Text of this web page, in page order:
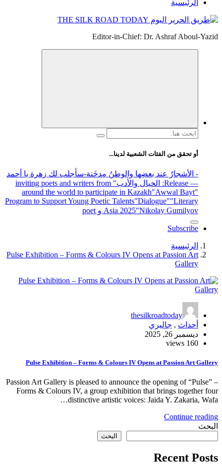
الرئيسية
Editor-in-Chief: Dr. Ashraf Aboul-Yazid
البحث
أو تحقق من الفئات الشعبية لدينا...
- الأشجارُ عند بعضِها والوطنُ مِدخَنة-سأجلب لك زهرة يا أحمد
— Release
: الخيال والأدب
" inviting poets and writers from
around the world to participate in Kazakh"Awwal Bayt"
Program to Support Young Poetic Talents"Dialogue""Literary
Asia 2025"Nikolay Gumilyov و poet
Subscribe
الرئيسية
Pulse Exhibition – Forms & Colours IV Opens at Passion Art
Gallery
thesilkroadtoday
أحداث , جاليري
ديسمبر 26, 2025
160 views
Pulse Exhibition – Forms & Colours IV Opens at Passion Art Gallery
Passion Art Gallery is pleased to announce the opening of “Pulse” –
Forms & Colours IV, a group exhibition that brings together four
distinctive artistic voices: Jaida Y. Zakaria, Wafa…
Continue reading
البحث
البحث
Recent Posts